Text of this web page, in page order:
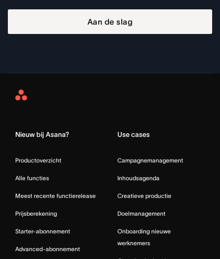
Aan de slag
Asana
Nieuw bij Asana?
Productoverzicht
Alle functies
Meest recente functierelease
Prijsberekening
Starter-abonnement
Advanced-abonnement
Use cases
Campagnemanagement
Inhoudsagenda
Creatieve productie
Doelmanagement
Onboarding nieuwe
werknemers